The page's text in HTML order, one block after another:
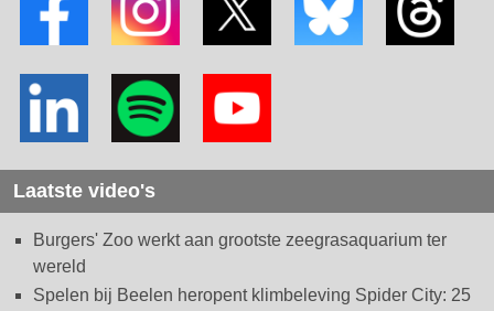
Laatste video's
Burgers' Zoo werkt aan grootste zeegrasaquarium ter
wereld
Spelen bij Beelen heropent klimbeleving Spider City: 25